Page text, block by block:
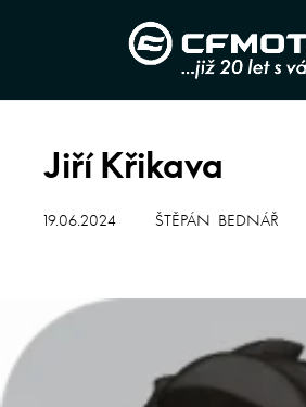
Jiří Křikava
19.06.2024 ŠTĚPÁN BEDNÁŘ